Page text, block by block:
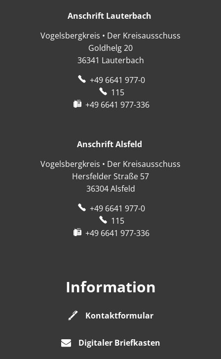
Anschrift Lauterbach
Vogelsbergkreis • Der Kreisausschuss
Goldhelg 20
36341 Lauterbach
+49 6641 977-0
115
+49 6641 977-336
Anschrift Alsfeld
Vogelsbergkreis • Der Kreisausschuss
Hersfelder Straße 57
36304 Alsfeld
+49 6641 977-0
115
+49 6641 977-336
Information
Kontaktformular
Digitaler Briefkasten